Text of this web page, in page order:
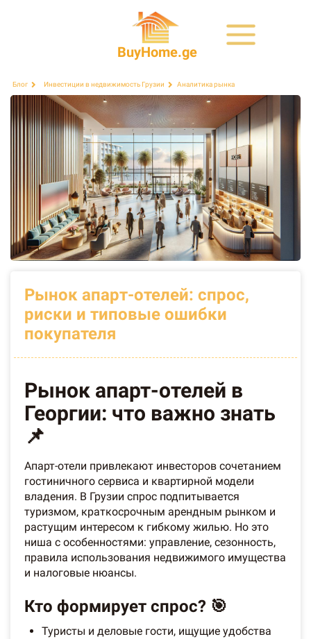
BuyHome.ge
Блог Инвестиции в недвижимость Грузии Аналитика рынка
Рынок апарт-отелей: спрос,
риски и типовые ошибки
покупателя
Рынок апарт-отелей в
Георгии: что важно знать
📌
Апарт-отели привлекают инвесторов сочетанием
гостиничного сервиса и квартирной модели
владения. В Грузии спрос подпитывается
туризмом, краткосрочным арендным рынком и
растущим интересом к гибкому жилью. Но это
ниша с особенностями: управление, сезонность,
правила использования недвижимого имущества
и налоговые нюансы.
Кто формирует спрос? 🎯
Туристы и деловые гости, ищущие удобства